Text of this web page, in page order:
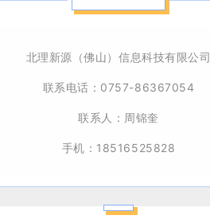
北理新源（佛山）信息科技有限公司
联系电话：0757-86367054
联系人：周锦奎
手机：18516525828